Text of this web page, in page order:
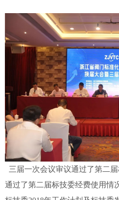
三届一次会议审议通过了第二
通过了第二届标技委经费使用情